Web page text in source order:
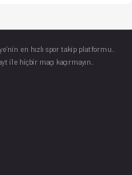
en hızlı spor takip platformu.
ile hiçbir maçı kaçırmayın.